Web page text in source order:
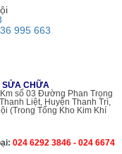
995 663
SỬA CHỮA
Km số 03 Đường Phan Trọng
Liệt, Huyện Thanh Trì,
(Trong Tổng Kho Kim Khí
024 6292 3846 - 024 6674